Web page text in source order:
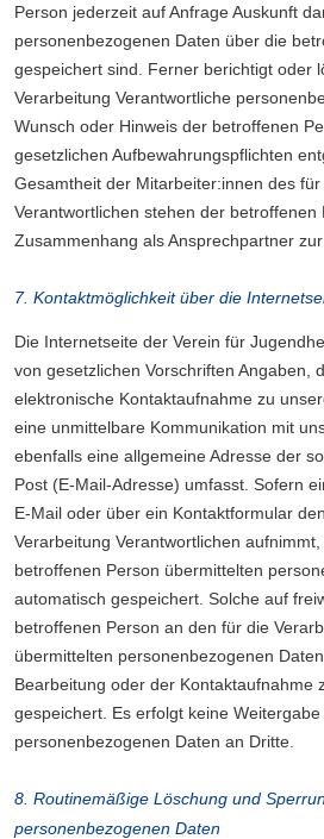
Person jederzeit auf Anfrage Auskunft
personenbezogenen Daten über die
gespeichert sind. Ferner berichtigt oder
Verarbeitung Verantwortliche
Wunsch oder Hinweis der betroffenen
gesetzlichen Aufbewahrungspflichten
Gesamtheit der Mitarbeiter:innen des
Verantwortlichen stehen der betroffenen
Zusammenhang als Ansprechpartner zur
7. Kontaktmöglichkeit über die
Die Internetseite der Verein für
von gesetzlichen Vorschriften Angaben,
elektronische Kontaktaufnahme zu
eine unmittelbare Kommunikation mit
ebenfalls eine allgemeine Adresse der
Post (E-Mail-Adresse) umfasst. Sofern
E-Mail oder über ein Kontaktformular
Verarbeitung Verantwortlichen
betroffenen Person übermittelten
automatisch gespeichert. Solche auf
betroffenen Person an den für die
übermittelten personenbezogenen
Bearbeitung oder der Kontaktaufnahme
gespeichert. Es erfolgt keine
personenbezogenen Daten an Dritte.
8. Routinemäßige Löschung und
personenbezogenen Daten